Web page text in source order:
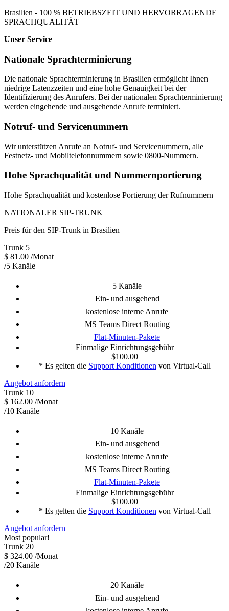
Brasilien - 100 % BETRIEBSZEIT UND HERVORRAGENDE
SPRACHQUALITÄT
Unser Service
Nationale Sprachterminierung
Die nationale Sprachterminierung in Brasilien ermöglicht Ihnen
niedrige Latenzzeiten und eine hohe Genauigkeit bei der
Identifizierung des Anrufers. Bei der nationalen Sprachterminierung
werden eingehende und ausgehende Anrufe terminiert.
Notruf- und Servicenummern
Wir unterstützen Anrufe an Notruf- und Servicenummern, alle
Festnetz- und Mobiltelefonnummern sowie 0800-Nummern.
Hohe Sprachqualität und Nummernportierung
Hohe Sprachqualität und kostenlose Portierung der Rufnummern
NATIONALER SIP-TRUNK
Preis für den SIP-Trunk in Brasilien
Trunk 5
$ 81.00 /Monat
/5 Kanäle
5 Kanäle
Ein- und ausgehend
kostenlose interne Anrufe
MS Teams Direct Routing
Flat-Minuten-Pakete
Einmalige Einrichtungsgebühr
$100.00
* Es gelten die Support Konditionen von Virtual-Call
Angebot anfordern
Trunk 10
$ 162.00 /Monat
/10 Kanäle
10 Kanäle
Ein- und ausgehend
kostenlose interne Anrufe
MS Teams Direct Routing
Flat-Minuten-Pakete
Einmalige Einrichtungsgebühr
$100.00
* Es gelten die Support Konditionen von Virtual-Call
Angebot anfordern
Most popular!
Trunk 20
$ 324.00 /Monat
/20 Kanäle
20 Kanäle
Ein- und ausgehend